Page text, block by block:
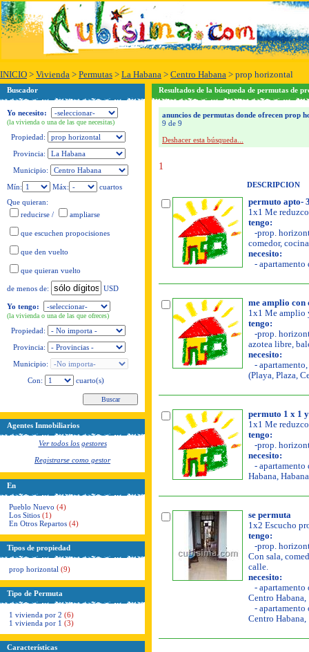
INICIO > Vivienda > Permutas > La Habana > Centro Habana > prop horizontal
Buscador
Yo necesito:
(la vivienda o una de las que necesitas)
Propiedad:
Provincia:
Municipio:
Mín:
Máx:
cuartos
Que quieran:
reducirse / ampliarse
que escuchen propocisiones
que den vuelto
que quieran vuelto
de menos de: USD
Yo tengo:
(la vivienda o una de las que ofreces)
Propiedad:
Provincia:
Municipio:
Con:
cuarto(s)
Agentes Inmobiliarios
Ver todos los gestores
Registrarse como gestor
En
Pueblo Nuevo (4)
Los Sitios (1)
En Otros Repartos (4)
Tipos de propiedad
prop horizontal (9)
Tipo de Permuta
1 vivienda por 2 (6)
1 vivienda por 1 (3)
Características
Resultados de la búsqueda de permutas de
anuncios de permutas donde ofrecen prop
9 de 9
Deshacer esta búsqueda...
1
DESCRIPCION
permuto apto-
1x1 Me
tengo:
-prop.
comedor,
necesito:
- apartamento
me amplio
1x1 Me amplio
tengo:
-prop.
azotea libre,
necesito:
-
(Playa, Plaza,
permuto 1 x 1
1x1 Me
tengo:
-prop.
necesito:
- apartamento
Habana,
se permuta
1x2 Escucho
tengo:
-prop.
Con sala,
calle.
necesito:
- apartamento
Centro
- apartamento
Centro